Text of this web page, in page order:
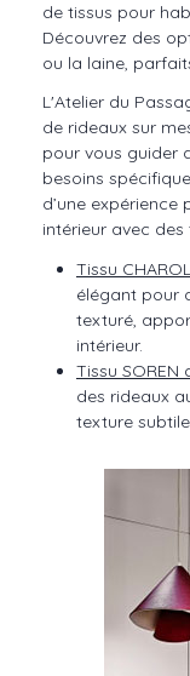
de tissus pour
Découvrez des
ou la laine,
L'Atelier du
de rideaux sur
pour vous guider
besoins
d’une
intérieur avec
Tissu
élégant pour
texturé,
intérieur.
Tissu SOREN
des rideaux
texture